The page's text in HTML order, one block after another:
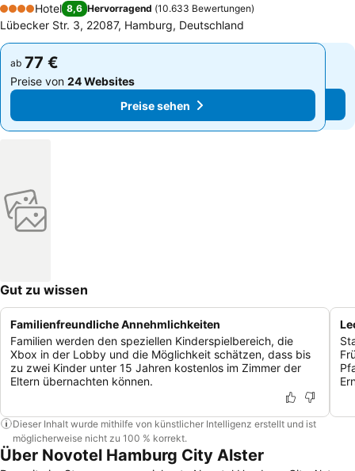
4 Sterne
Hotel 8,6 Hervorragend (10.633 Bewertungen)
Lübecker Str. 3, 22087, Hamburg, Deutschland
ab 77 €
Preise von 24 Websites
Preise sehen
ab 77 €
Preise von 24 Websites
Preise sehen
Gut zu wissen
Familienfreundliche Annehmlichkeiten
Familien werden den speziellen Kinderspielbereich, die
Xbox in der Lobby und die Möglichkeit schätzen, dass bis
zu zwei Kinder unter 15 Jahren kostenlos im Zimmer der
Eltern übernachten können.
Dieser Inhalt wurde mithilfe von künstlicher Intelligenz erstellt und ist
möglicherweise nicht zu 100 % korrekt.
Über Novotel Hamburg City Alster